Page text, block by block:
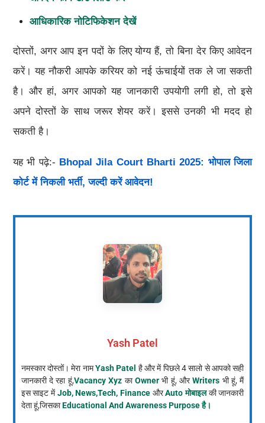
आधिकारिक नोटिफिकेशन देखें
दोस्तों, अगर आप इन पदों के लिए योग्य हैं, तो बिना देर किए आवेदन
करें। यह नौकरी आपके करियर को नई ऊंचाईयों तक ले जा सकती
है। और हां, अगर आपको यह जानकारी उपयोगी लगी हो, तो इसे
अपने दोस्तों के साथ जरूर शेयर करें। इससे उनकी भी मदद हो
सकती है।
यह भी पढ़े:- Bhopal Jila Court Bharti 2025: भोपाल जिला
कोर्ट में निकली भर्ती, जल्दी करें आवेदन!
Yash Patel
नमस्कार दोस्तों। मेरा नामYash Patel है और में पिछले 4 सालो से आपको सही
जानकारी दे रहा हूं,Vacancy Xyz काOwnerभी हूं, औरWriters भी हूं, मैं
इस साइट मेंJob, News,Tech, Finance औरAuto मोबाइलकी जानकारी
देता हूं,जिसकाEducational And Awareness Purpose है।